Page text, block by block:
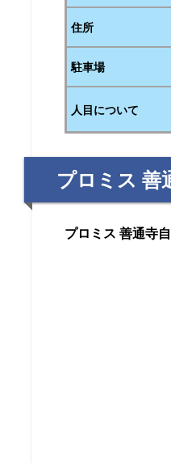
住所
駐車場
人目について
プロミス 善
プロミス 善通寺